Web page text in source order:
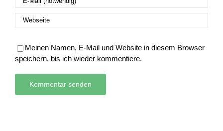
Meinen Namen, E-Mail und Website in diesem Browser
speichern, bis ich wieder kommentiere.